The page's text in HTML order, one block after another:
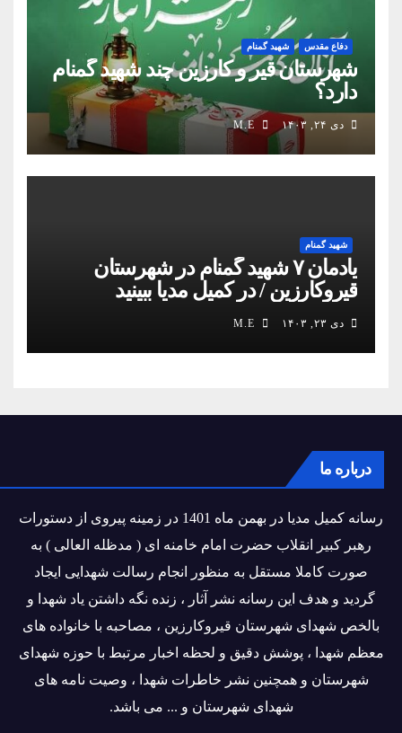
دفاع مقدس شهید گمنام
شهرستان قیر و کارزین چند شهید گمنام
دارد؟
دی ۲۴, ۱۴۰۳
شهید گمنام
یادمان ۷ شهید گمنام در شهرستان
قیروکارزین / در کمیل مدیا ببینید
دی ۲۳, ۱۴۰۳
درباره ما
رسانه کمیل مدیا در بهمن ماه 1401 در زمینه پیروی از دستورات
رهبر کبیر انقلاب حضرت امام خامنه ای ( مدظله العالی ) به
صورت کاملا مستقل به منظور انجام رسالت شهدایی ایجاد
گردید و هدف این رسانه نشر آثار ، زنده نگه داشتن یاد شهدا و
بالخص شهدای شهرستان قیروکارزین ، مصاحبه با خانواده های
معظم شهدا ، پوشش دقیق و لحظه اخبار مرتبط با حوزه شهدای
شهرستان و همچنین نشر خاطرات شهدا ، وصیت نامه های
شهدای شهرستان و ... می باشد.